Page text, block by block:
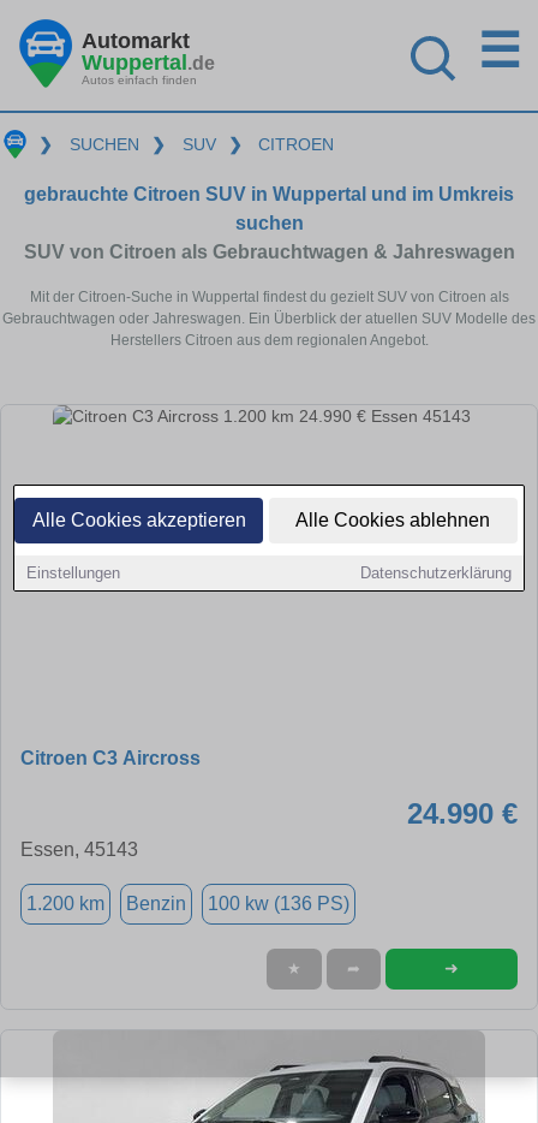
Alle Cookies akzeptieren Alle Cookies ablehnen
Einstellungen Datenschutzerklärung
Automarkt
Wuppertal.de
Autos einfach finden
☰
❯ SUCHEN ❯ SUV ❯ CITROEN
gebrauchte Citroen SUV in Wuppertal und im Umkreis
suchen
SUV von Citroen als Gebrauchtwagen & Jahreswagen
Mit der Citroen-Suche in Wuppertal findest du gezielt SUV von Citroen als
Gebrauchtwagen oder Jahreswagen. Ein Überblick der atuellen SUV Modelle des
Herstellers Citroen aus dem regionalen Angebot.
Citroen C3 Aircross
24.990 €
Essen, 45143
1.200 km Benzin 100 kw (136 PS)
★ ➦ ➜